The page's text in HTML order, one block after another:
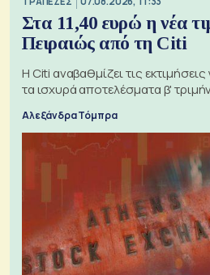
Στα 11,40 ευρώ η νέα
Πειραιώς από τη Citi
Η Citi αναβαθμίζει τις
τα ισχυρά αποτελέσματα β'
Αλεξάνδρα Τόμπρα